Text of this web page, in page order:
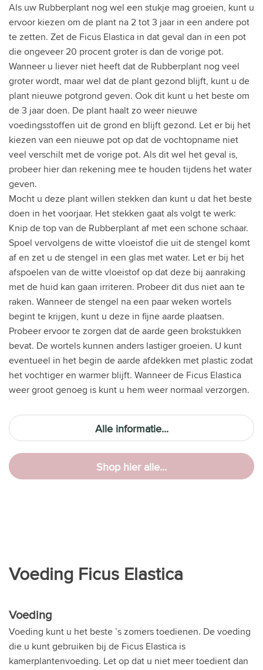
Als uw Rubberplant nog wel een stukje mag groeien, kunt u
ervoor kiezen om de plant na 2 tot 3 jaar in een andere pot
te zetten. Zet de Ficus Elastica in dat geval dan in een pot
die ongeveer 20 procent groter is dan de vorige pot.
Wanneer u liever niet heeft dat de Rubberplant nog veel
groter wordt, maar wel dat de plant gezond blijft, kunt u de
plant nieuwe potgrond geven. Ook dit kunt u het beste om
de 3 jaar doen. De plant haalt zo weer nieuwe
voedingsstoffen uit de grond en blijft gezond. Let er bij het
kiezen van een nieuwe pot op dat de vochtopname niet
veel verschilt met de vorige pot. Als dit wel het geval is,
probeer hier dan rekening mee te houden tijdens het water
geven.
Mocht u deze plant willen stekken dan kunt u dat het beste
doen in het voorjaar. Het stekken gaat als volgt te werk:
Knip de top van de Rubberplant af met een schone schaar.
Spoel vervolgens de witte vloeistof die uit de stengel komt
af en zet u de stengel in een glas met water. Let er bij het
afspoelen van de witte vloeistof op dat deze bij aanraking
met de huid kan gaan irriteren. Probeer dit dus niet aan te
raken. Wanneer de stengel na een paar weken wortels
begint te krijgen, kunt u deze in fijne aarde plaatsen.
Probeer ervoor te zorgen dat de aarde geen brokstukken
bevat. De wortels kunnen anders lastiger groeien. U kunt
eventueel in het begin de aarde afdekken met plastic zodat
het vochtiger en warmer blijft. Wanneer de Ficus Elastica
weer groot genoeg is kunt u hem weer normaal verzorgen.
Alle informatie...
Shop hier alle...
Voeding Ficus Elastica
Voeding
Voeding kunt u het beste ’s zomers toedienen. De voeding
die u kunt gebruiken bij de Ficus Elastica is
kamerplantenvoeding. Let op dat u niet meer toedient dan